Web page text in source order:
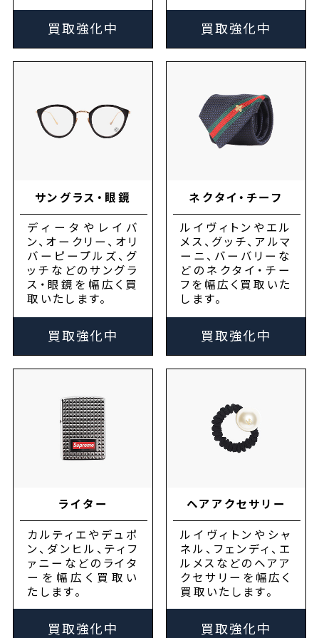
買取強化中 買取強化中
サングラス・眼鏡
ディータやレイバ
ン、オークリー、オリ
バーピープルズ、グ
ッチなどのサングラ
ス・眼鏡を幅広く買
取いたします。
買取強化中
ネクタイ・チーフ
ルイヴィトンやエル
メス、グッチ、アルマ
ーニ、バーバリーな
どのネクタイ・チー
フを幅広く買取いた
します。
買取強化中
ライター
カルティエやデュポ
ン、ダンヒル、ティフ
ァニーなどのライタ
ーを幅広く買取い
たします。
買取強化中
ヘアアクセサリー
ルイヴィトンやシャ
ネル、フェンディ、エ
ルメスなどのヘアア
クセサリーを幅広く
買取いたします。
買取強化中